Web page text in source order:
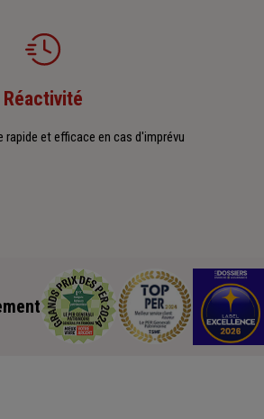
Réactivité
rapide et efficace en cas d'imprévu